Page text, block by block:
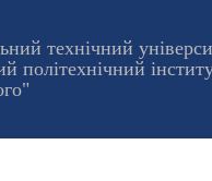
технічний
політехнічний